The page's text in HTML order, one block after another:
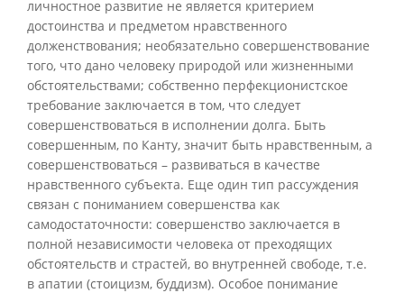
личностное развитие не является критерием
достоинства и предметом нравственного
долженствования; необязательно совершенствование
того, что дано человеку природой или жизненными
обстоятельствами; собственно перфекционистское
требование заключается в том, что следует
совершенствоваться в исполнении долга. Быть
совершенным, по Канту, значит быть нравственным, а
совершенствоваться – развиваться в качестве
нравственного субъекта. Еще один тип рассуждения
связан с пониманием совершенства как
самодостаточности: совершенство заключается в
полной независимости человека от преходящих
обстоятельств и страстей, во внутренней свободе, т.е.
в апатии (стоицизм, буддизм). Особое понимание